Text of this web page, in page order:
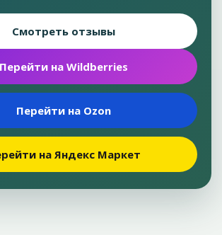
Смотреть отзывы
Перейти на Wildberries
Перейти на Ozon
на Яндекс Маркет